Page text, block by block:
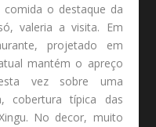
o destaque da
valeria a visita. Em
projetado em
mantém o apreço
vez sobre uma
cobertura típica das
No decor, muito